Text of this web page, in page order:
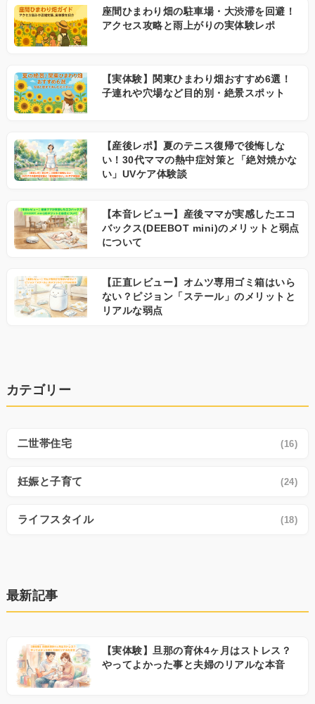
座間ひまわり畑の駐車場・大渋滞を回避！
アクセス攻略と雨上がりの実体験レポ
【実体験】関東ひまわり畑おすすめ6選！
子連れや穴場など目的別・絶景スポット
【産後レポ】夏のテニス復帰で後悔しな
い！30代ママの熱中症対策と「絶対焼かな
い」UVケア体験談
【本音レビュー】産後ママが実感したエコ
バックス(DEEBOT mini)のメリットと弱点
について
【正直レビュー】オムツ専用ゴミ箱はいら
ない？ピジョン「ステール」のメリットと
リアルな弱点
カテゴリー
二世帯住宅 (16)
妊娠と子育て (24)
ライフスタイル (18)
最新記事
【実体験】旦那の育休4ヶ月はストレス？
やってよかった事と夫婦のリアルな本音